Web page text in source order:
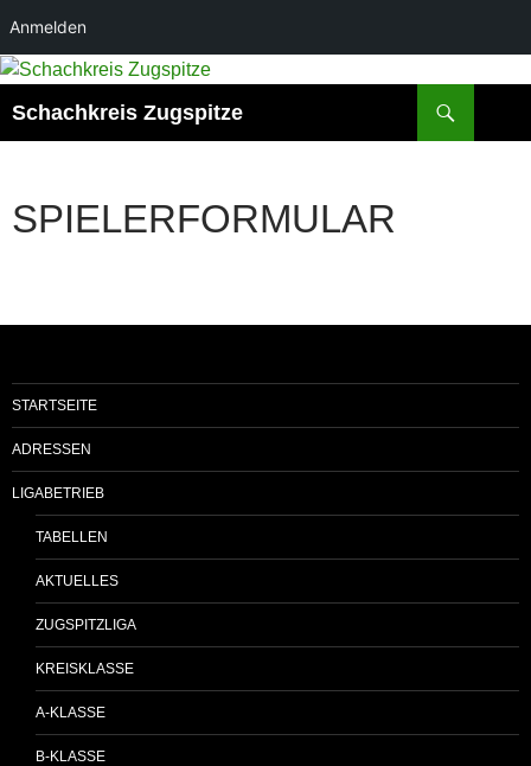
Anmelden
Zum
springen
Schachkreis Zugspitze
SPIELERFORMULAR
STARTSEITE
ADRESSEN
LIGABETRIEB
TABELLEN
AKTUELLES
ZUGSPITZLIGA
KREISKLASSE
A-KLASSE
B-KLASSE